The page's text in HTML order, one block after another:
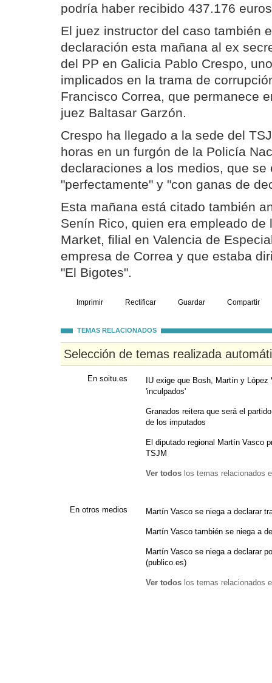
podría haber recibido 437.176
El juez instructor del caso también
declaración esta mañana al ex
del PP en Galicia Pablo Crespo,
implicados en la trama de
Francisco Correa, que permanece
juez Baltasar Garzón.
Crespo ha llegado a la sede del
horas en un furgón de la Policía
declaraciones a los medios, que se
"perfectamente" y "con ganas de
Esta mañana está citado también
Senín Rico, quien era empleado de
Market, filial en Valencia de
empresa de Correa y que estaba
"El Bigotes".
Imprimir Rectificar Guardar Compartir
TEMAS RELACIONADOS
Selección de temas realizada
En soitu.es
IU exige que Bosh, Martín y
'inculpados'
Granados reitera que será el
de los imputados
El diputado regional Martín Vasco
TSJM
Ver todos los temas relacionados
En otros medios Martín Vasco se niega a declarar
Martín Vasco también se niega a
Martín Vasco se niega a declarar
(publico.es)
Ver todos los temas relacionados